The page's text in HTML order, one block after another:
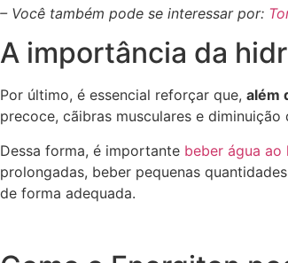
– Você também pode se interessar por:
A importância da
Por último, é essencial reforçar que, além
precoce, cãibras musculares e diminuição
Dessa forma, é importante beber água
prolongadas, beber pequenas
de forma adequada.